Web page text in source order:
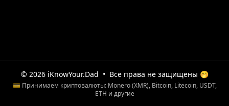
© 2026 iKnowYour.Dad • Все права не защищены 🤭
💳 Принимаем криптовалюты: Monero (XMR), Bitcoin, Litecoin, USDT,
ETH и другие